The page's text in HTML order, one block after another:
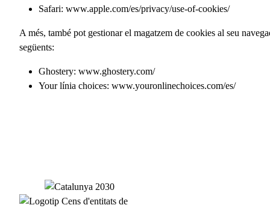
Safari: www.apple.com/es/privacy/use-of-cookies/
A més, també pot gestionar el magatzem de cookies al seu
següents:
Ghostery: www.ghostery.com/
Your línia choices: www.youronlinechoices.com/es/